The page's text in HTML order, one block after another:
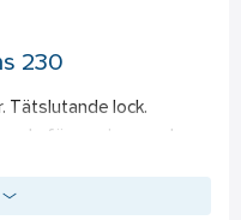
230
Tätslutande lock.
föroreningar och